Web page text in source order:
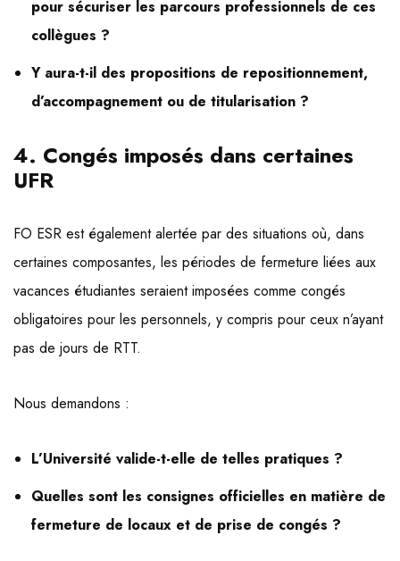
pour sécuriser les parcours professionnels de ces
collègues ?
Y aura-t-il des propositions de repositionnement,
d’accompagnement ou de titularisation ?
4. Congés imposés dans certaines
UFR
FO ESR est également alertée par des situations où, dans
certaines composantes, les périodes de fermeture liées aux
vacances étudiantes seraient imposées comme congés
obligatoires pour les personnels, y compris pour ceux n’ayant
pas de jours de RTT.
Nous demandons :
L’Université valide-t-elle de telles pratiques ?
Quelles sont les consignes officielles en matière de
fermeture de locaux et de prise de congés ?